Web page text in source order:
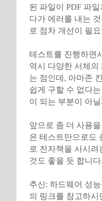
된 파일이 PDF 파
다가 에러를 내는
로 점차 개선이 필
테스트를 진행하면
역시 다양한 서체
는 점인데, 아마존
쉽게 구할 수 없다
이 되는 부분이 아
앞으로 좀 더 사용
은 테스트만으로도
로 전자책을 사시
것도 좋을 듯 합니다.
추신: 하드웨어 성
의 링크를 참고하시